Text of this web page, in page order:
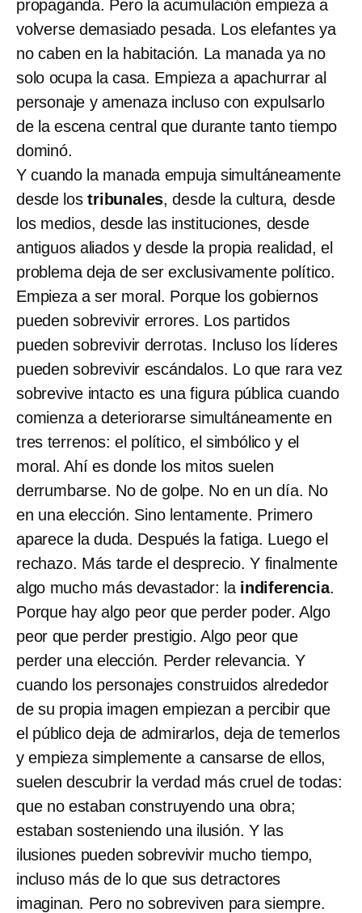
propaganda. Pero la acumulación empieza a
volverse demasiado pesada. Los elefantes ya
no caben en la habitación. La manada ya no
solo ocupa la casa. Empieza a apachurrar al
personaje y amenaza incluso con expulsarlo
de la escena central que durante tanto tiempo
dominó.
Y cuando la manada empuja simultáneamente
desde lostribunales, desde la cultura, desde
los medios, desde las instituciones, desde
antiguos aliados y desde la propia realidad, el
problema deja de ser exclusivamente político.
Empieza a ser moral. Porque los gobiernos
pueden sobrevivir errores. Los partidos
pueden sobrevivir derrotas. Incluso los líderes
pueden sobrevivir escándalos. Lo que rara vez
sobrevive intacto es una figura pública cuando
comienza a deteriorarse simultáneamente en
tres terrenos: el político, el simbólico y el
moral. Ahí es donde los mitos suelen
derrumbarse. No de golpe. No en un día. No
en una elección. Sino lentamente. Primero
aparece la duda. Después la fatiga. Luego el
rechazo. Más tarde el desprecio. Y finalmente
algo mucho más devastador: la indiferencia.
Porque hay algo peor que perder poder. Algo
peor que perder prestigio. Algo peor que
perder una elección. Perder relevancia. Y
cuando los personajes construidos alrededor
de su propia imagen empiezan a percibir que
el público deja de admirarlos, deja de temerlos
y empieza simplemente a cansarse de ellos,
suelen descubrir la verdad más cruel de todas:
que no estaban construyendo una obra;
estaban sosteniendo una ilusión. Y las
ilusiones pueden sobrevivir mucho tiempo,
incluso más de lo que sus detractores
imaginan. Pero no sobreviven para siempre.